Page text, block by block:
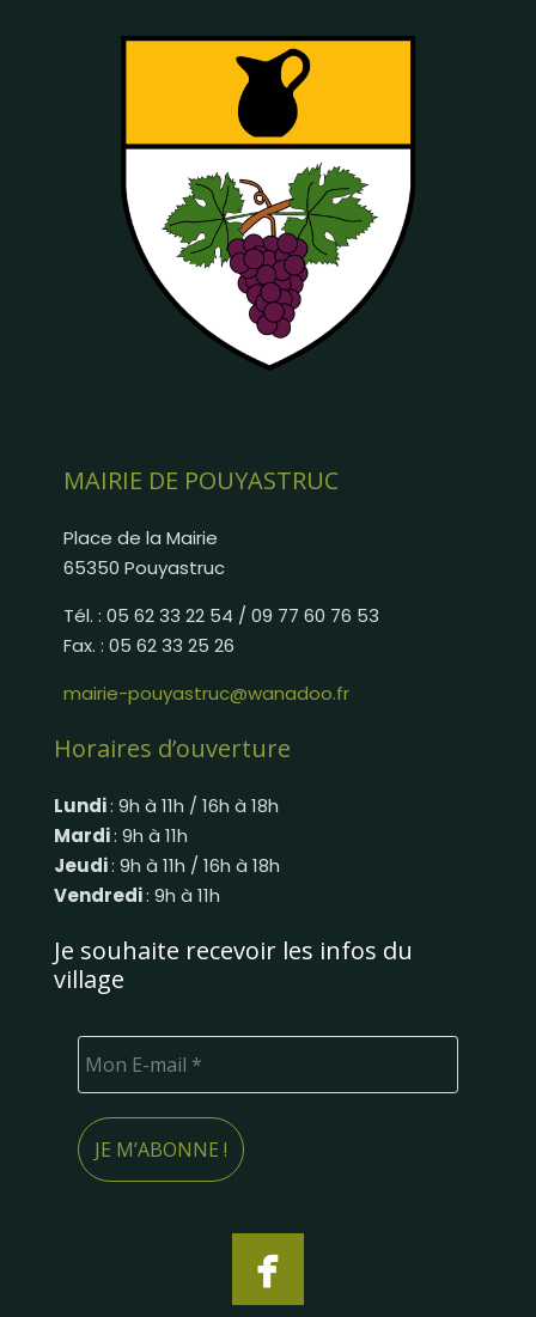
MAIRIE DE POUYASTRUC
Place de la Mairie
65350 Pouyastruc
Tél. : 05 62 33 22 54 / 09 77 60 76 53
Fax. : 05 62 33 25 26
mairie-pouyastruc@wanadoo.fr
Horaires d’ouverture
Lundi: 9h à 11h / 16h à 18h
Mardi: 9h à 11h
Jeudi: 9h à 11h / 16h à 18h
Vendredi: 9h à 11h
Je souhaite recevoir les infos du
village